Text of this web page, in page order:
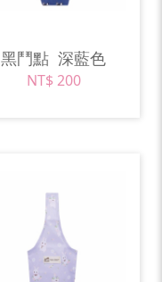
黑鬥點 深藍色
NT$ 200